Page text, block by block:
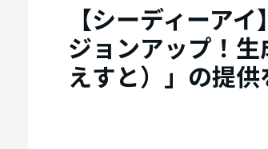
エッジ
DaaS
【シーディーア
ジョンアップ！
えすと）」の提